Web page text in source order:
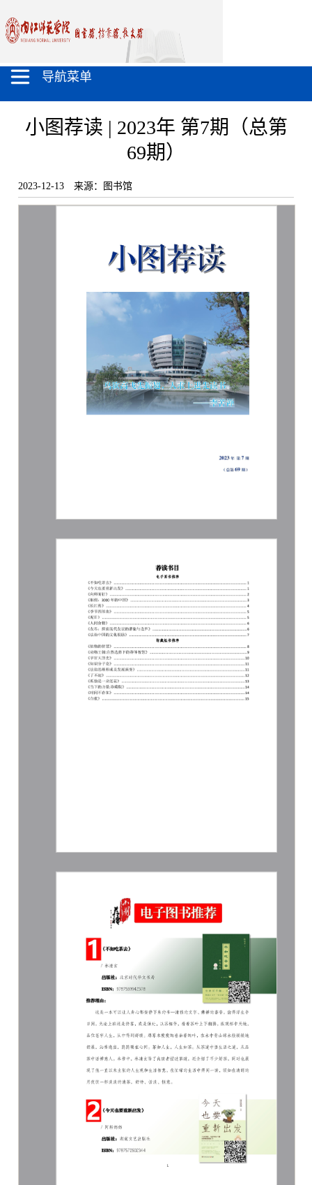
导航菜单
小图荐读 | 2023年 第7期（总第
69期）
2023-12-13 来源：图书馆